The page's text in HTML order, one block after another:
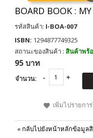
BOARD BOOK :
รหัสสินค้า: I-BOA-007
ISBN: 1294877749325
สถานะของสินค้า : สินค้าพร้
95 บาท
จำนวน:
เพิ่มไปรายกา
« กลับไปยังหน้าหลักข้อมูล